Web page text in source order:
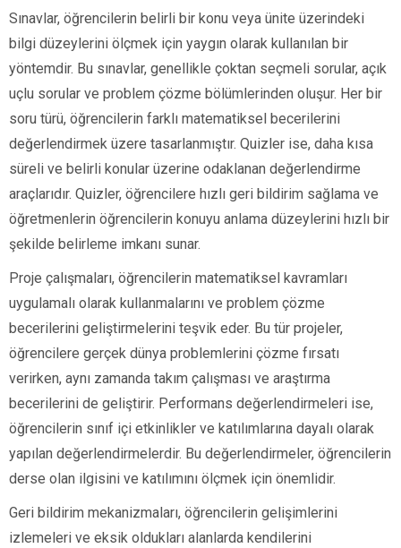
Sınavlar, öğrencilerin belirli bir konu veya ünite üzerindeki
bilgi düzeylerini ölçmek için yaygın olarak kullanılan bir
yöntemdir. Bu sınavlar, genellikle çoktan seçmeli sorular, açık
uçlu sorular ve problem çözme bölümlerinden oluşur. Her bir
soru türü, öğrencilerin farklı matematiksel becerilerini
değerlendirmek üzere tasarlanmıştır. Quizler ise, daha kısa
süreli ve belirli konular üzerine odaklanan değerlendirme
araçlarıdır. Quizler, öğrencilere hızlı geri bildirim sağlama ve
öğretmenlerin öğrencilerin konuyu anlama düzeylerini hızlı bir
şekilde belirleme imkanı sunar.
Proje çalışmaları, öğrencilerin matematiksel kavramları
uygulamalı olarak kullanmalarını ve problem çözme
becerilerini geliştirmelerini teşvik eder. Bu tür projeler,
öğrencilere gerçek dünya problemlerini çözme fırsatı
verirken, aynı zamanda takım çalışması ve araştırma
becerilerini de geliştirir. Performans değerlendirmeleri ise,
öğrencilerin sınıf içi etkinlikler ve katılımlarına dayalı olarak
yapılan değerlendirmelerdir. Bu değerlendirmeler, öğrencilerin
derse olan ilgisini ve katılımını ölçmek için önemlidir.
Geri bildirim mekanizmaları, öğrencilerin gelişimlerini
izlemeleri ve eksik oldukları alanlarda kendilerini